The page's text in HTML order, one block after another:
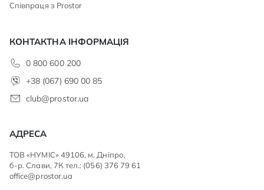
Співпраця з Prostor
КОНТАКТНА ІНФОРМАЦІЯ
0 800 600 200
+38 (067) 690 00 85
club@prostor.ua
АДРЕСА
ТОВ «НУМІС» 49106, м. Дніпро,
б-р. Слави, 7К тел.: (056) 376 79 61
office@prostor.ua